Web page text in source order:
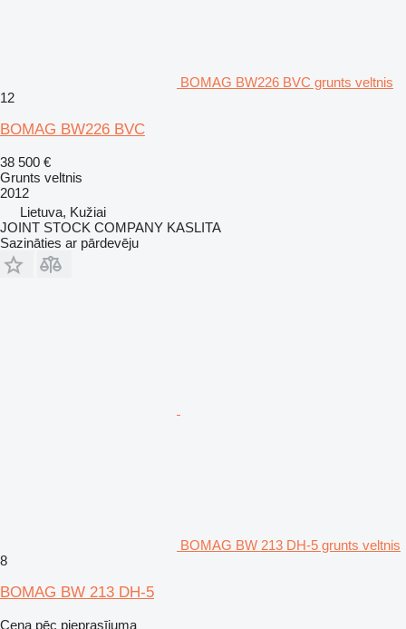
BOMAG BW226 BVC grunts veltnis
12
BOMAG BW226 BVC
38 500 €
Grunts veltnis
2012
Lietuva, Kužiai
JOINT STOCK COMPANY KASLITA
Sazināties ar pārdevēju
BOMAG BW 213 DH-5 grunts veltnis
8
BOMAG BW 213 DH-5
Cena pēc pieprasījuma